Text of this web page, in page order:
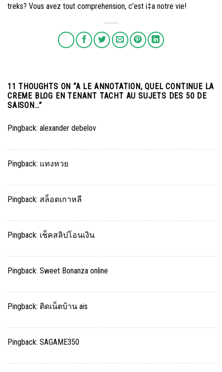
treks? Vous avez tout comprehension, c’est i‡a notre vie!
11 THOUGHTS ON “A LE ANNOTATION, QUEL CONTINUE LA
CREME BLOG EN TENANT TACHT AU SUJETS DES 50 DE
SAISON…”
Pingback: alexander debelov
Pingback: แทงหวย
Pingback: สล็อตเกาหลี
Pingback: เช็คสลิปโอนเงิน
Pingback: Sweet Bonanza online
Pingback: ติดเน็ตบ้าน ais
Pingback: SAGAME350